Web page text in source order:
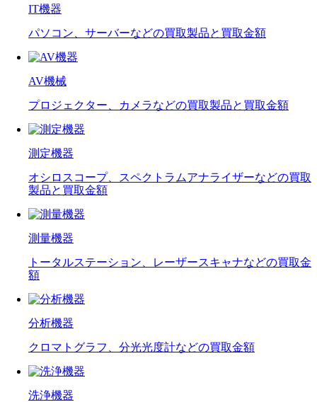
IT機器
パソコン、サーバーなどの買取製品と買取金額
AV機械
プロジェクター、カメラなどの買取製品と買取金額
測定機器
オシロスコープ、スペクトラムアナライザーなどの買取
製品と買取金額
測量機器
トータルステーション、レーザースキャナなどの買取金
額
分析機器
クロマトグラフ、分光光度計などの買取金額
洗浄機器